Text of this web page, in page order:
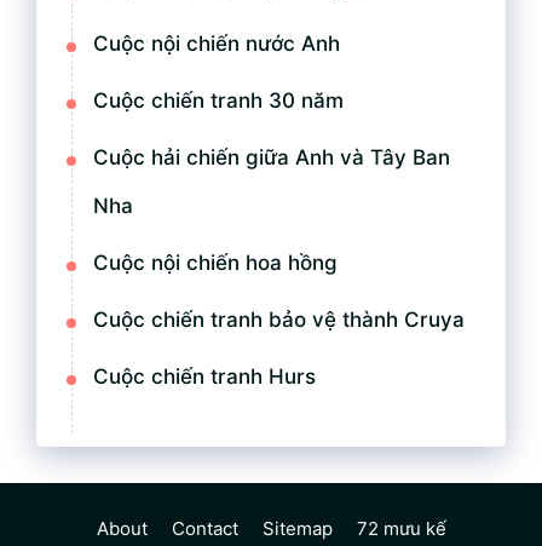
Cuộc nội chiến nước Anh
Cuộc chiến tranh 30 năm
Cuộc hải chiến giữa Anh và Tây Ban
Nha
Cuộc nội chiến hoa hồng
Cuộc chiến tranh bảo vệ thành Cruya
Cuộc chiến tranh Hurs
About Contact Sitemap 72 mưu kế